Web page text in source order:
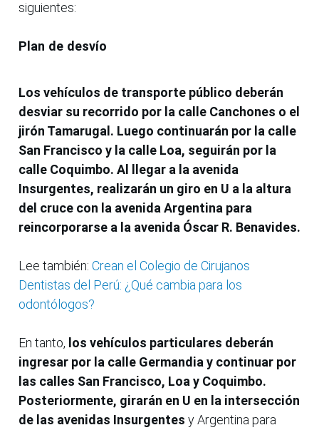
siguientes:
Plan de desvío
Los vehículos de transporte público deberán
desviar su recorrido por la calle Canchones o el
jirón Tamarugal. Luego continuarán por la calle
San Francisco y la calle Loa, seguirán por la
calle Coquimbo. Al llegar a la avenida
Insurgentes, realizarán un giro en U a la altura
del cruce con la avenida Argentina para
reincorporarse a la avenida Óscar R. Benavides.
Lee también: Crean el Colegio de Cirujanos
Dentistas del Perú: ¿Qué cambia para los
odontólogos?
En tanto, los vehículos particulares deberán
ingresar por la calle Germandia y continuar por
las calles San Francisco, Loa y Coquimbo.
Posteriormente, girarán en U en la intersección
de las avenidas Insurgentes y Argentina para